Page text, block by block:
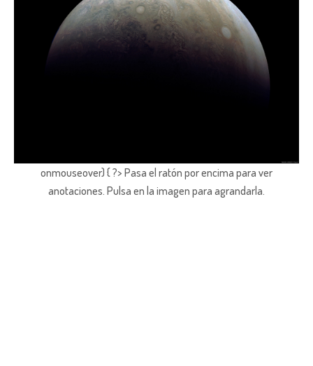
onmouseover) { ?> Pasa el ratón por encima para ver
anotaciones. Pulsa en la imagen para agrandarla.